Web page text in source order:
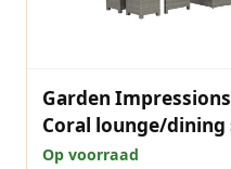
Garden Impressions
Coral lounge/dining
5-delig - organic grey
Op voorraad